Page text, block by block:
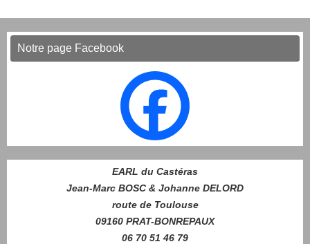
Notre page Facebook
EARL du Castéras
Jean-Marc BOSC & Johanne DELORD
route de Toulouse
09160 PRAT-BONREPAUX
06 70 51 46 79